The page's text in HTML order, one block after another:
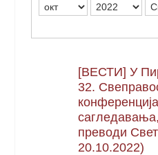
[ВЕСТИ] У
32.
преводи
20.10.2022)